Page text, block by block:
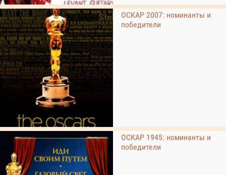
ОСКАР 2007: номинанты и
победители
ОСКАР 1945: номинанты и
победители